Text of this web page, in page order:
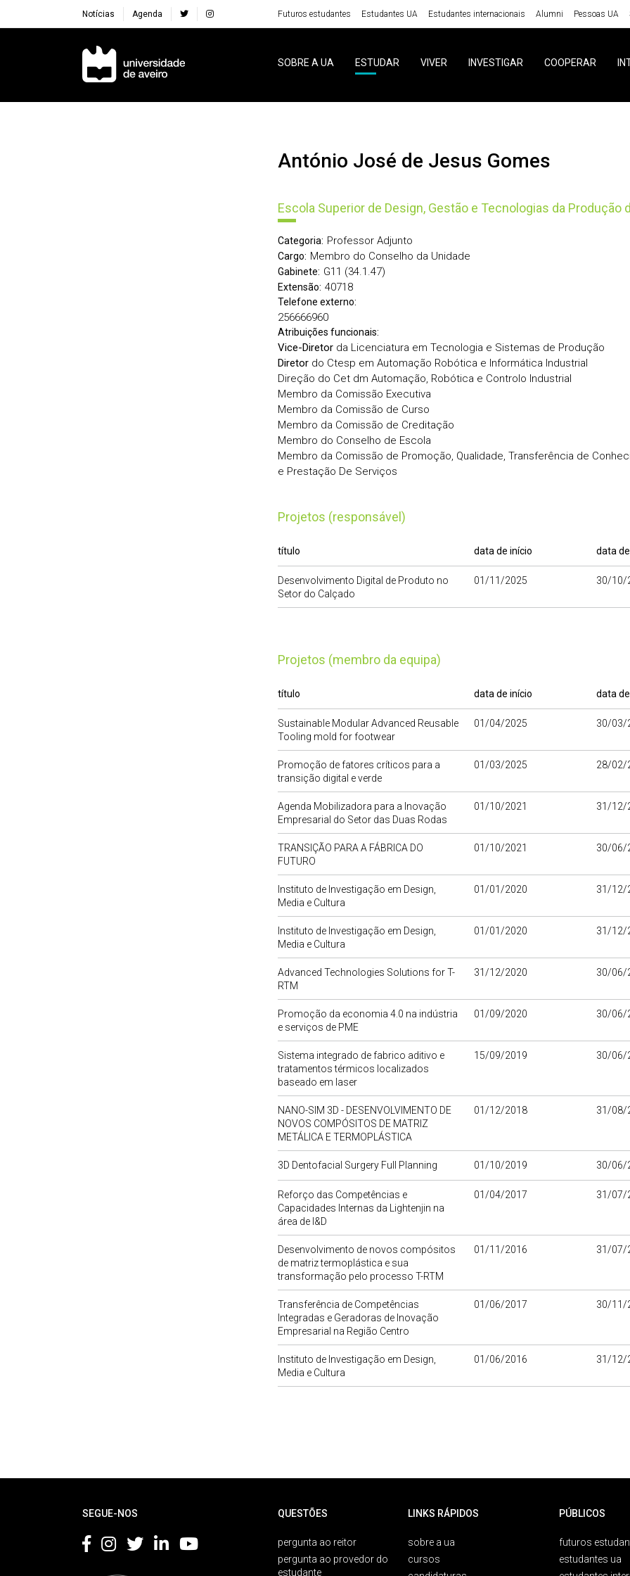
Notícias Agenda Futuros estudantes Estudantes UA Estudantes internacionais Alumni Pessoas UA
Navegação Principal
SOBRE A UA ESTUDAR VIVER INVESTIGAR COOPERAR
António José de Jesus Gomes
Escola Superior de Design, Gestão e Tecnologias da Produção
Categoria: Professor Adjunto
Cargo: Membro do Conselho da Unidade
Gabinete: G11 (34.1.47)
Extensão: 40718
Telefone externo:
256666960
Atribuições funcionais:
Vice-Diretorda Licenciatura em Tecnologia e Sistemas de Produção
Diretordo Ctesp em Automação Robótica e Informática Industrial
Direção do Cet dm Automação, Robótica e Controlo Industrial
Membro da Comissão Executiva
Membro da Comissão de Curso
Membro da Comissão de Creditação
Membro do Conselho de Escola
Membro da Comissão de Promoção, Qualidade, Transferência de
e Prestação De Serviços
Projetos (responsável)
título data de início data
Desenvolvimento Digital de Produto no
Setor do Calçado
01/11/2025 30/10/
Projetos (membro da equipa)
título data de início data
Sustainable Modular Advanced Reusable
Tooling mold for footwear
01/04/2025 30/03/
Promoção de fatores críticos para a
transição digital e verde
01/03/2025 28/02/
Agenda Mobilizadora para a Inovação
Empresarial do Setor das Duas Rodas
01/10/2021 31/12/
TRANSIÇÃO PARA A FÁBRICA DO
FUTURO
01/10/2021 30/06/
Instituto de Investigação em Design,
Media e Cultura
01/01/2020 31/12/
Instituto de Investigação em Design,
Media e Cultura
01/01/2020 31/12/
Advanced Technologies Solutions for T-
RTM
31/12/2020 30/06/
Promoção da economia 4.0 na indústria
e serviços de PME
01/09/2020 30/06/
Sistema integrado de fabrico aditivo e
tratamentos térmicos localizados
baseado em laser
15/09/2019 30/06/
NANO-SIM 3D - DESENVOLVIMENTO DE
NOVOS COMPÓSITOS DE MATRIZ
METÁLICA E TERMOPLÁSTICA
01/12/2018 31/08/
3D Dentofacial Surgery Full Planning 01/10/2019 30/06/
Reforço das Competências e
Capacidades Internas da Lightenjin na
área de I&D
01/04/2017 31/07/
Desenvolvimento de novos compósitos
de matriz termoplástica e sua
transformação pelo processo T-RTM
01/11/2016 31/07/
Transferência de Competências
Integradas e Geradoras de Inovação
Empresarial na Região Centro
01/06/2017 30/11/
Instituto de Investigação em Design,
Media e Cultura
01/06/2016 31/12/
SEGUE-NOS QUESTÕES
pergunta ao reitor
pergunta ao provedor do
estudante
LINKS RÁPIDOS
sobre a ua
cursos
PÚBLICOS
futuros
estudantes ua